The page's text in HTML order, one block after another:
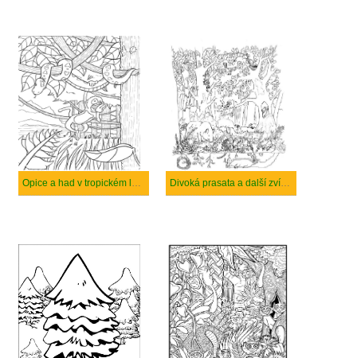
Opice a had v tropickém lese. Divoká prasata a další zvířata v lese